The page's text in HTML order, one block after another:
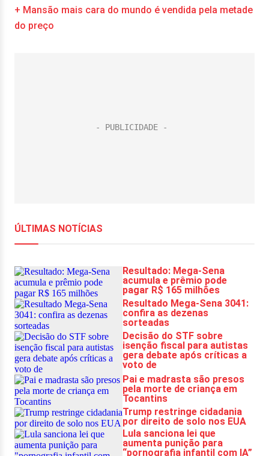
+ Mansão mais cara do mundo é vendida pela metade
do preço